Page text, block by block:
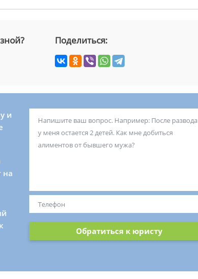
Поделиться:
и
на
Обратиться к юристу